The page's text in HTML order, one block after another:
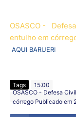
OSASCO -
entulho em
AQUI BARUERI
Tags
15:00
OSASCO - Defesa
córrego Publicado em